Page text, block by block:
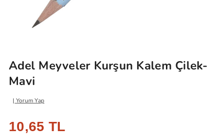
Adel Meyveler Kurşun Kalem Çilek-
Mavi
Yorum Yap
10,65 TL